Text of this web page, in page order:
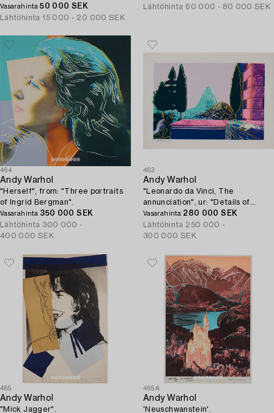
Vasarahinta50 000 SEK
Lähtöhinta 15 000 - 20 000 SEK
Lähtöhinta 60 000 - 80 000 SEK
464
Andy Warhol
"Herself", from: "Three portraits
of Ingrid Bergman".
Vasarahinta 350 000 SEK
Lähtöhinta 300 000 -
400 000 SEK
463
Andy Warhol
"Leonardo da Vinci, The
annunciation", ur: "Details of
renaissance paintings".
Vasarahinta 280 000 SEK
Lähtöhinta 250 000 -
300 000 SEK
465
Andy Warhol
"Mick Jagger".
465A
Andy Warhol
'Neuschwanstein'.